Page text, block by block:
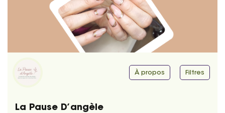
À propos Filtres
La Pause D’angèle